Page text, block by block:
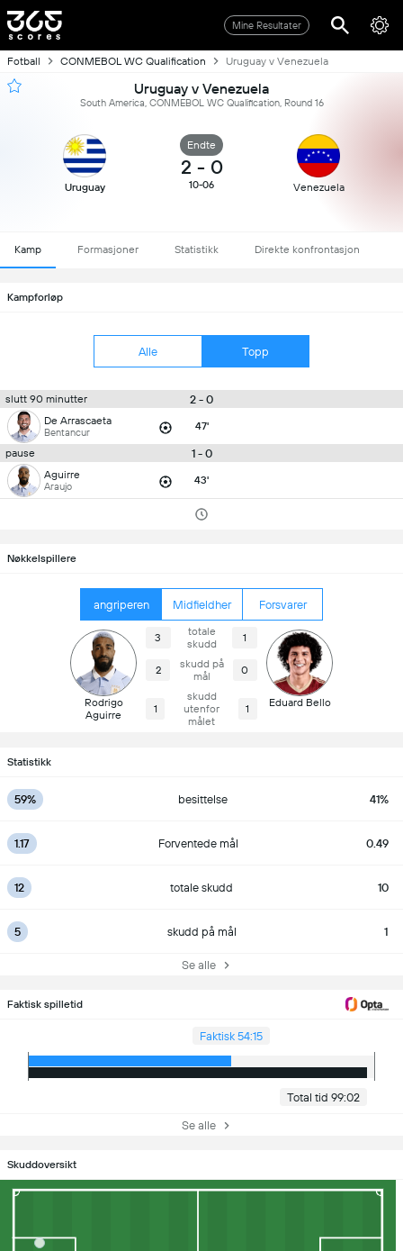
Mine Resultater
Fotball CONMEBOL WC Qualification Uruguay v Venezuela
Uruguay v Venezuela
South America, CONMEBOL WC Qualification, Round 16
Uruguay
Endte
2 - 0
10-06 Venezuela
Kamp Formasjoner Statistikk Direkte konfrontasjon
Kampforløp
Alle Topp
slutt 90 minutter 2 - 0
De Arrascaeta
Bentancur 47'
pause 1 - 0
Aguirre
Araujo 43'
Nøkkelspillere
angriperen Midfieldher Forsvarer
Rodrigo
Aguirre
3
totale
skudd
1
2
skudd på
mål
0
1
skudd
utenfor
målet
1 Eduard Bello
Statistikk
59% besittelse 41%
1.17 Forventede mål 0.49
12 totale skudd 10
5 skudd på mål 1
Se alle
Faktisk spilletid
Faktisk 54:15
Total tid 99:02
Se alle
Skuddoversikt